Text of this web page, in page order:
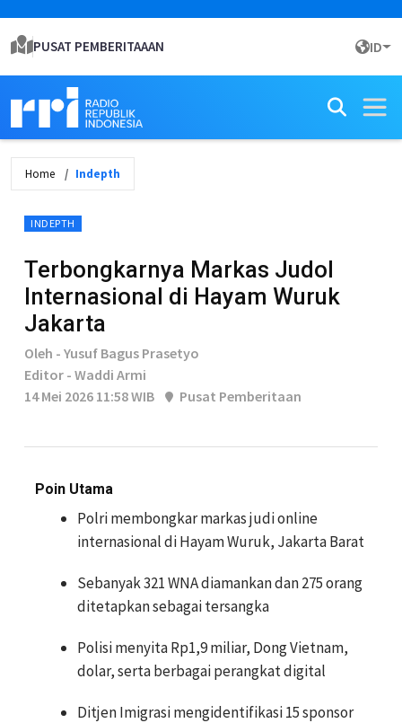
PUSAT PEMBERITAAAN ID
Home Indepth
INDEPTH
Terbongkarnya Markas Judol
Internasional di Hayam Wuruk
Jakarta
Oleh - Yusuf Bagus Prasetyo
Editor - Waddi Armi
14 Mei 2026 11:58 WIB
Pusat Pemberitaan
Poin Utama
Polri membongkar markas judi online
internasional di Hayam Wuruk, Jakarta Barat
Sebanyak 321 WNA diamankan dan 275 orang
ditetapkan sebagai tersangka
Polisi menyita Rp1,9 miliar, Dong Vietnam,
dolar, serta berbagai perangkat digital
Ditjen Imigrasi mengidentifikasi 15 sponsor